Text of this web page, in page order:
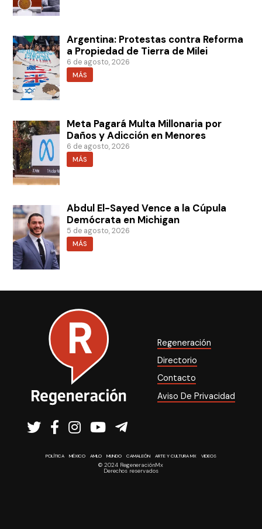
Argentina: Protestas contra Reforma
a Propiedad de Tierra de Milei
6 de agosto, 2026
MÁS
Meta Pagará Multa Millonaria por
Daños y Adicción en Menores
6 de agosto, 2026
MÁS
Abdul El-Sayed Vence a la Cúpula
Demócrata en Michigan
5 de agosto, 2026
MÁS
Regeneración
Directorio
Contacto
Aviso De Privacidad
POLÍTICA MÉXICO AMLO MUNDO CAMALEÓN ARTE Y CULTURA MX VIDEOS
© 2024 RegeneraciónMx
Derechos reservados